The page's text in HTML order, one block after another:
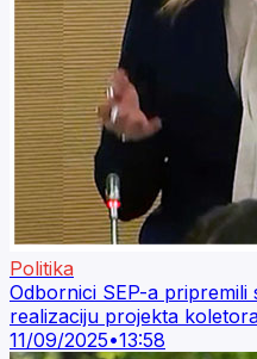
Politika
Odbornici SEP-a
realizaciju projekta
11/09/2025•13:58